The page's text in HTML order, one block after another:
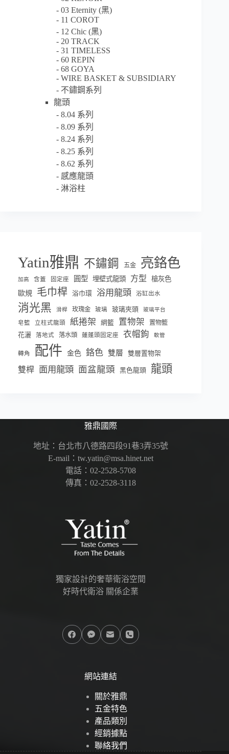
03 Eternity (黑)
11 COROT
12 Chic (黑)
20 TRACK
31 TIMELESS
60 REPIN
68 GOYA
WIRE BASKET & SUBSIDIARY
不鏽鋼系列
龍頭
8.04 系列
8.09 系列
8.24 系列
8.25 系列
8.62 系列
感應龍頭
淋浴柱
Yatin雅鼎 不鏽鋼 五金 亮鉻色
加高 含蓋 固定座 圓型 埋壁式龍頭 方型
槍灰色
歐規
毛巾桿 浴巾環 浴用龍頭 浴缸出水
消光黑 滑桿 玫瑰金 玻璃 玻璃夾頭 玻璃平台
皂籃 立柱式龍頭 紙捲架 網籃 置物架
置物籃
花灑
落地式 落水頭 蓮蓬頭固定座 衣帽鉤 軟管
轉角 配件 金色 鉻色 雙層 雙層置物架
雙桿 面用龍頭 面盆龍頭 黑色龍頭 龍頭
雅鼎國際
地址：台北市八德路四段91巷3弄35號
E-mail：tw.yatin@msa.hinet.net
電話：02-2528-5708
傳真：02-2528-3118
獨家設計的奢華衛浴空間
好時代衛浴 關係企業
網站連結
關於雅鼎
五金特色
產品類別
經銷據點
聯絡我們